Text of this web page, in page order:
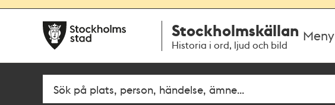
navigationen
huvudinnehållet
Stockholmskällan
Historia i ord, ljud och bild
Meny
Fritextsök